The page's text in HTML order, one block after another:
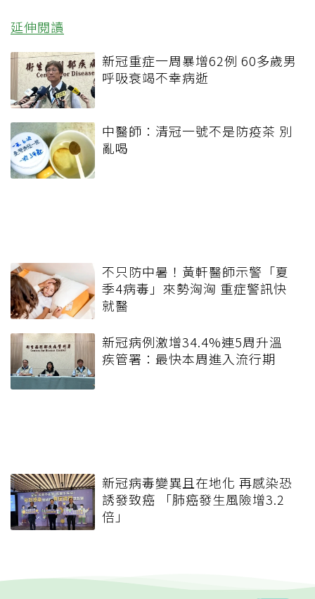
延伸閱讀
新冠重症一周暴增62例 60多歲男
呼吸衰竭不幸病逝
中醫師：清冠一號不是防疫茶 別
亂喝
不只防中暑！黃軒醫師示警「夏
季4病毒」來勢洶洶 重症警訊快
就醫
新冠病例激增34.4%連5周升溫
疾管署：最快本周進入流行期
新冠病毒變異且在地化 再感染恐
誘發致癌 「肺癌發生風險增3.2
倍」